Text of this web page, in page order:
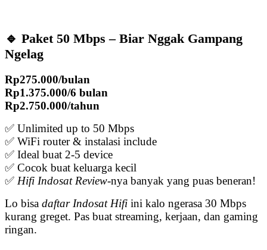
🔹 Paket 50 Mbps – Biar Nggak Gampang
Ngelag
Rp275.000/bulan
Rp1.375.000/6 bulan
Rp2.750.000/tahun
✅ Unlimited up to 50 Mbps
✅ WiFi router & instalasi include
✅ Ideal buat 2-5 device
✅ Cocok buat keluarga kecil
✅ Hifi Indosat Review-nya banyak yang puas beneran!
Lo bisa daftar Indosat Hifi ini kalo ngerasa 30 Mbps
kurang greget. Pas buat streaming, kerjaan, dan gaming
ringan.